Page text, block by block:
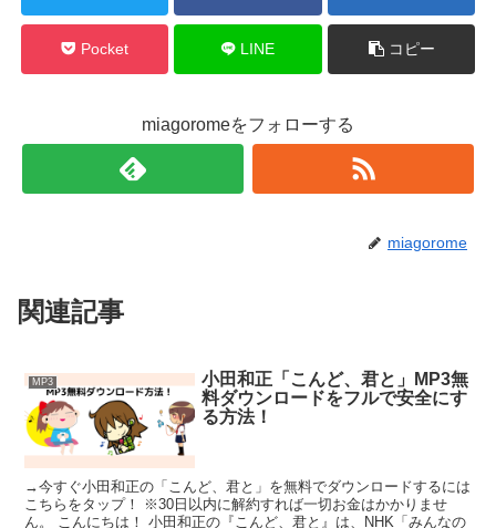
Pocket LINE コピー
miagoromeをフォローする
miagorome
関連記事
MP3
小田和正「こんど、君と」MP3無
料ダウンロードをフルで安全にす
る方法！
→今すぐ小田和正の「こんど、君と」を無料でダウンロードするには
こちらをタップ！ ※30日以内に解約すれば一切お金はかかりませ
ん。 こんにちは！ 小田和正の『こんど、君と』は、NHK「みんなの